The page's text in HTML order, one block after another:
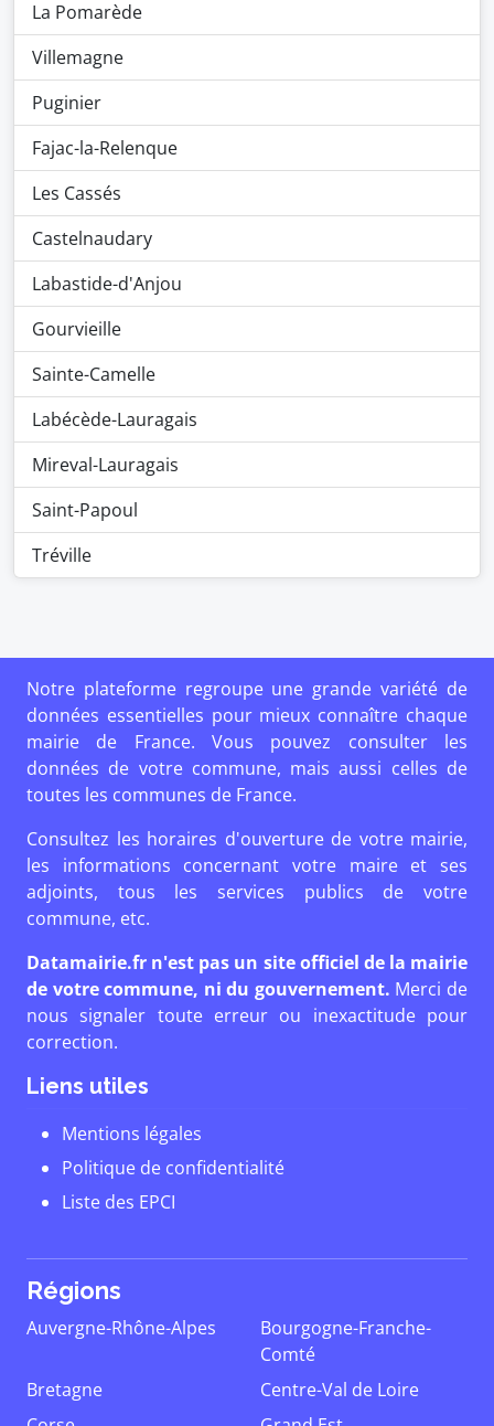
La Pomarède
Villemagne
Puginier
Fajac-la-Relenque
Les Cassés
Castelnaudary
Labastide-d'Anjou
Gourvieille
Sainte-Camelle
Labécède-Lauragais
Mireval-Lauragais
Saint-Papoul
Tréville
Notre plateforme regroupe une grande variété de
données essentielles pour mieux connaître chaque
mairie de France. Vous pouvez consulter les
données de votre commune, mais aussi celles de
toutes les communes de France.
Consultez les horaires d'ouverture de votre mairie,
les informations concernant votre maire et ses
adjoints, tous les services publics de votre
commune, etc.
Datamairie.fr n'est pas un site officiel de la mairie
de votre commune, ni du gouvernement. Merci de
nous signaler toute erreur ou inexactitude pour
correction.
Liens utiles
Mentions légales
Politique de confidentialité
Liste des EPCI
Régions
Auvergne-Rhône-Alpes
Bourgogne-Franche-
Comté
Bretagne
Centre-Val de Loire